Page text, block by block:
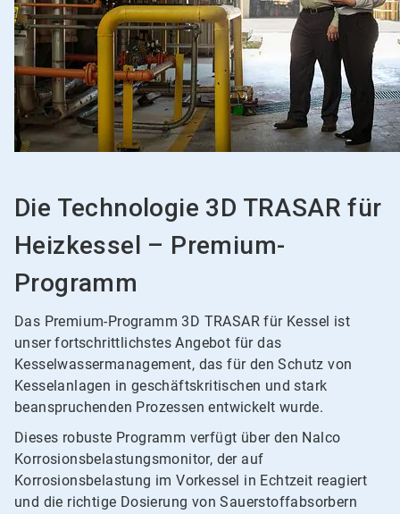
Die Technologie 3D TRASAR für
Heizkessel – Premium-
Programm
Das Premium-Programm 3D TRASAR für Kessel ist
unser fortschrittlichstes Angebot für das
Kesselwassermanagement, das für den Schutz von
Kesselanlagen in geschäftskritischen und stark
beanspruchenden Prozessen entwickelt wurde.
Dieses robuste Programm verfügt über den Nalco
Korrosionsbelastungsmonitor, der auf
Korrosionsbelastung im Vorkessel in Echtzeit reagiert
und die richtige Dosierung von Sauerstoffabsorbern